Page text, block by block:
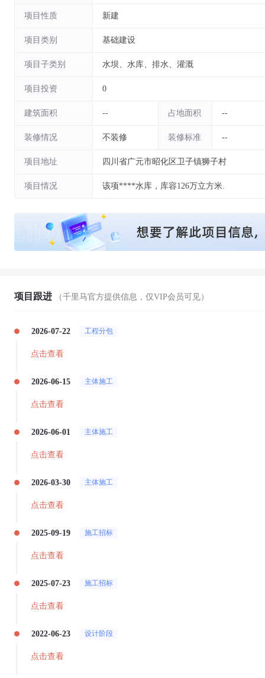
项目性质 新建
项目类别 基础建设
项目子类别 水坝、水库、排水、灌溉
项目投资 0
建筑面积 -- 占地面积 --
装修情况 不装修 装修标准 --
项目地址 四川省广元市昭化区卫子镇狮子村
项目情况 该项****水库，库容126万立方米.
项目跟进 （千里马官方提供信息，仅VIP会员可见）
2026-07-22 工程分包
点击查看
2026-06-15 主体施工
点击查看
2026-06-01 主体施工
点击查看
2026-03-30 主体施工
点击查看
2025-09-19 施工招标
点击查看
2025-07-23 施工招标
点击查看
2022-06-23 设计阶段
点击查看